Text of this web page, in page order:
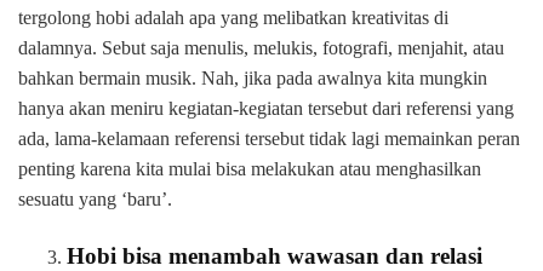
tergolong hobi adalah apa yang melibatkan kreativitas di
dalamnya. Sebut saja menulis, melukis, fotografi, menjahit, atau
bahkan bermain musik. Nah, jika pada awalnya kita mungkin
hanya akan meniru kegiatan-kegiatan tersebut dari referensi yang
ada, lama-kelamaan referensi tersebut tidak lagi memainkan peran
penting karena kita mulai bisa melakukan atau menghasilkan
sesuatu yang ‘baru’.
Hobi bisa menambah wawasan dan relasi